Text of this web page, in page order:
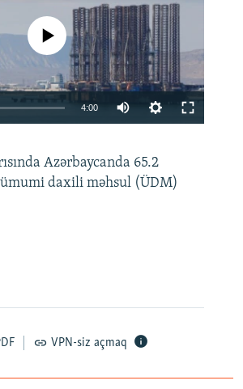
240p 360p 480p
source currently available
4:00
360p
480p
Azərbaycanda 65.2
daxili məhsul (ÜDM)
VPN-siz açmaq